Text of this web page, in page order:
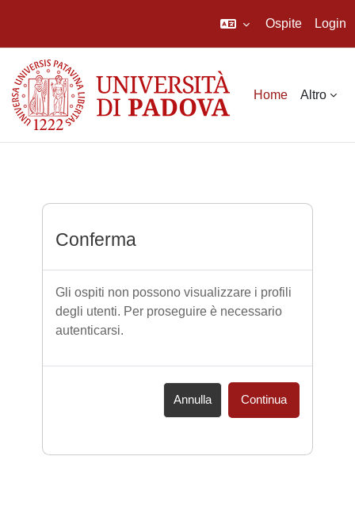
Ospite Login
Home Altro
Conferma
Gli ospiti non possono visualizzare i profili
degli utenti. Per proseguire è necessario
autenticarsi.
Annulla Continua